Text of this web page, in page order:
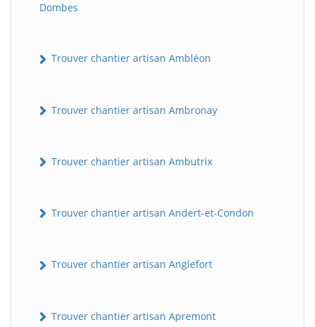
Dombes
Trouver chantier artisan Ambléon
Trouver chantier artisan Ambronay
Trouver chantier artisan Ambutrix
Trouver chantier artisan Andert-et-Condon
Trouver chantier artisan Anglefort
Trouver chantier artisan Apremont